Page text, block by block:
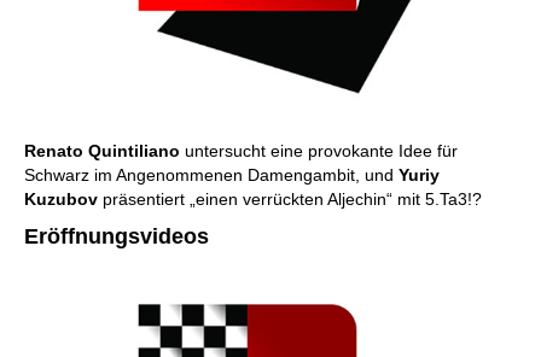
Renato Quintiliano untersucht eine provokante Idee für
Schwarz im Angenommenen Damengambit, und Yuriy
Kuzubov präsentiert „einen verrückten Aljechin“ mit 5.Ta3!?
Eröffnungsvideos